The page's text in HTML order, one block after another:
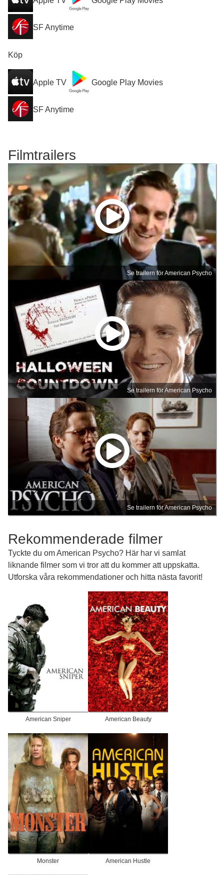
SF Anytime
Köp
Apple TV Google Play Movies
SF Anytime
Filmtrailers
Se trailern för American Psycho
Se trailern för American Psycho
Se trailern för American Psycho
Rekommenderade filmer
Tyckte du om American Psycho? Här har vi samlat
liknande filmer som vi tror att du kommer att uppskatta.
Utforska våra rekommendationer och hitta nästa favorit!
American Sniper American Beauty
Monster American Hustle